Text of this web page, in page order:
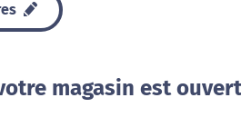
magasin est